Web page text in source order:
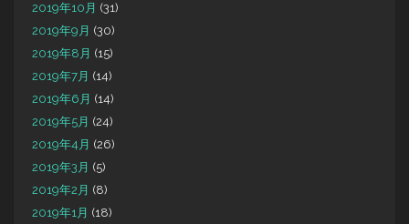
2019年10月 (31)
2019年9月 (30)
2019年8月 (15)
2019年7月 (14)
2019年6月 (14)
2019年5月 (24)
2019年4月 (26)
2019年3月 (5)
2019年2月 (8)
2019年1月 (18)